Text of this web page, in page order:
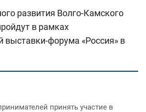
развития Волго-Камского
в рамках
форума «Россия» в
принять участие в